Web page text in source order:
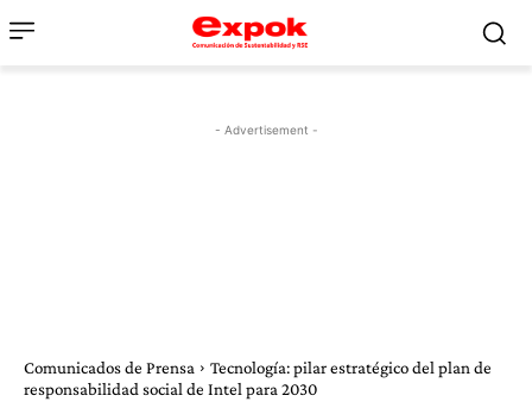
- Advertisement -
Comunicados de Prensa
Tecnología: pilar estratégico del plan de
responsabilidad social de Intel para 2030